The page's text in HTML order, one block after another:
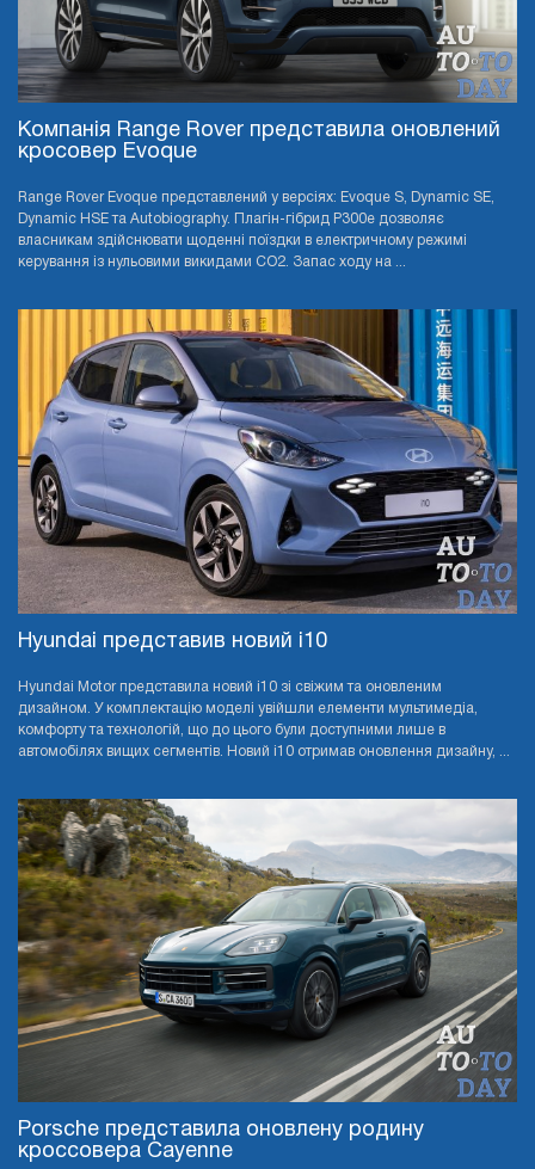
Компанія Range Rover представила оновлений
кросовер Evoque
Range Rover Evoque представлений у версіях: Evoque S, Dynamic SE,
Dynamic HSE та Autobiography. Плагін-гібрид P300e дозволяє
власникам здійснювати щоденні поїздки в електричному режимі
керування із нульовими викидами CO2. Запас ходу на ...
Hyundai представив новий i10
Hyundai Motor представила новий i10 зі свіжим та оновленим
дизайном. У комплектацію моделі увійшли елементи мультимедіа,
комфорту та технологій, що до цього були доступними лише в
автомобілях вищих сегментів. Новий i10 отримав оновлення дизайну, ...
Porsche представила оновлену родину
кроссовера Cayenne